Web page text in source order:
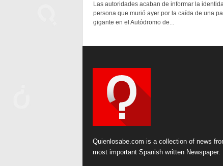
Las autoridades acaban de informar la
persona que murió ayer por la caída de una
gigante en el Autódromo de...
Quienlosabe.com is a collection of news
most important Spanish written Newspaper.